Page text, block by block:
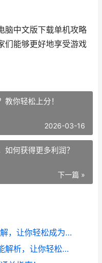
脑中文版下载单机攻略
们能够更好地享受游戏
你轻松上分！
2026-03-16
何获得更多利润？
下一篇 »
怪物猎人崛起蘑菇对应效果详解，让你轻松成为高手！
英雄无敌5.5牙姐mod终极技能解析，让你轻松搞定战场！